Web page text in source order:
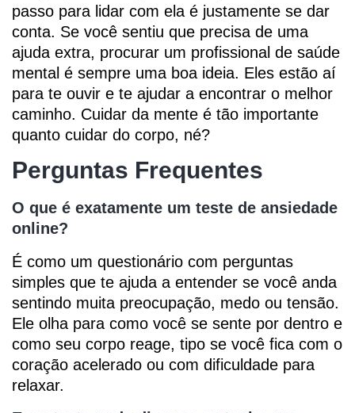
passo para lidar com ela é justamente se dar
conta. Se você sentiu que precisa de uma
ajuda extra, procurar um profissional de saúde
mental é sempre uma boa ideia. Eles estão aí
para te ouvir e te ajudar a encontrar o melhor
caminho. Cuidar da mente é tão importante
quanto cuidar do corpo, né?
Perguntas Frequentes
O que é exatamente um teste de ansiedade
online?
É como um questionário com perguntas
simples que te ajuda a entender se você anda
sentindo muita preocupação, medo ou tensão.
Ele olha para como você se sente por dentro e
como seu corpo reage, tipo se você fica com o
coração acelerado ou com dificuldade para
relaxar.